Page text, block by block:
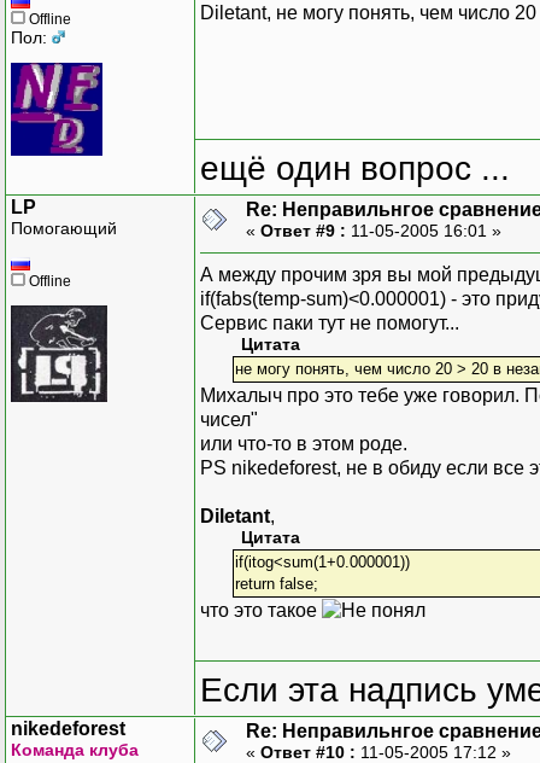
Offline
Пол:
Diletant, не могу понять, чем число
ещё один вопрос ...
LP
Помогающий
Offline
Re: Неправильнгое
« Ответ #9 : 11-05-2005 16:01 »
А между прочим зря вы мой
if(fabs(temp-sum)<0.000001) - это
Сервис паки тут не помогут...
Цитата
не могу понять, чем число 20 > 20 в
Михалыч про это тебе уже говорил.
чисел"
или что-то в этом роде.
PS nikedeforest, не в обиду если все
Diletant,
Цитата
if(itog<sum(1+0.000001))
return false;
что это такое
Если эта надпись
nikedeforest
Команда клуба
Re: Неправильнгое
« Ответ #10 : 11-05-2005 17:12 »